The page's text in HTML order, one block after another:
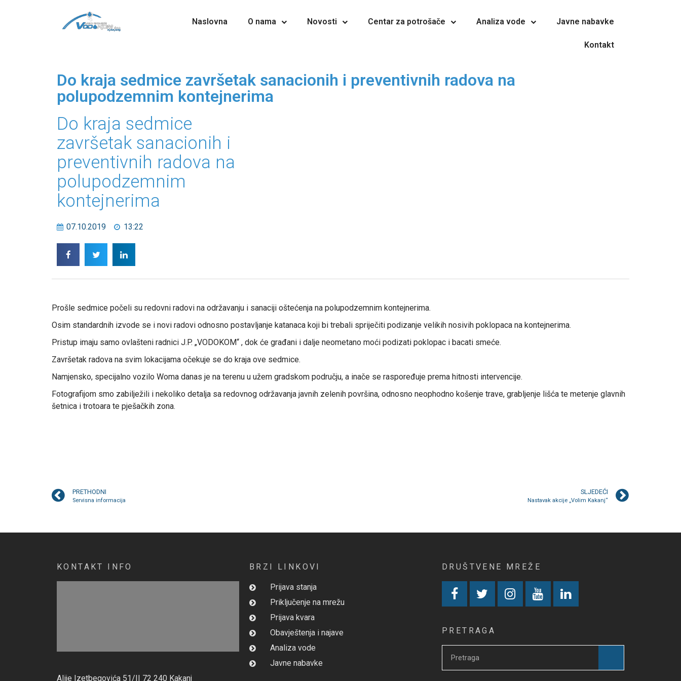
Naslovna O nama Novosti Centar za potrošače Analiza vode Javne nabavke
Kontakt
Do kraja sedmice završetak sanacionih i preventivnih radova na
polupodzemnim kontejnerima
Do kraja sedmice
završetak sanacionih i
preventivnih radova na
polupodzemnim
kontejnerima
07.10.2019 13:22
Prošle sedmice počeli su redovni radovi na održavanju i sanaciji oštećenja na polupodzemnim kontejnerima.
Osim standardnih izvode se i novi radovi odnosno postavljanje katanaca koji bi trebali spriječiti podizanje velikih nosivih poklopaca na kontejnerima.
Pristup imaju samo ovlašteni radnici J.P. „VODOKOM“ , dok će građani i dalje neometano moći podizati poklopac i bacati smeće.
Završetak radova na svim lokacijama očekuje se do kraja ove sedmice.
Namjensko, specijalno vozilo Woma danas je na terenu u užem gradskom području, a inače se raspoređuje prema hitnosti intervencije.
Fotografijom smo zabilježili i nekoliko detalja sa redovnog održavanja javnih zelenih površina, odnosno neophodno košenje trave, grabljenje lišća te metenje glavnih
šetnica i trotoara te pješačkih zona.
PRETHODNI
Servisna informacija
SLJEDEĆI
Nastavak akcije „Volim Kakanj“
KONTAKT INFO
Alije Izetbegovića 51/II 72 240 Kakanj
BRZI LINKOVI
Prijava stanja
Priključenje na mrežu
Prijava kvara
Obavještenja i najave
Analiza vode
Javne nabavke
DRUŠTVENE MREŽE
PRETRAGA